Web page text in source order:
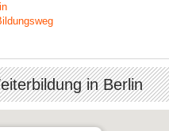
in Berlin